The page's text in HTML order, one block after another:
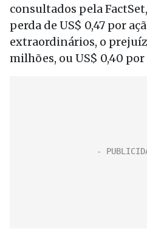
consultados pela
perda de US$ 0,47 por
extraordinários, o
milhões, ou US$ 0,40 por